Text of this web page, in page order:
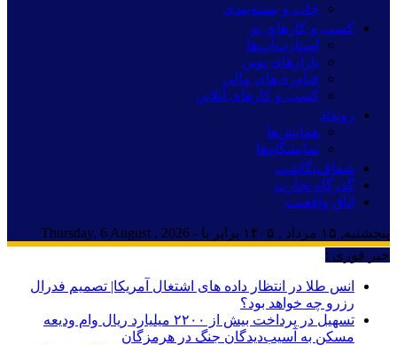
چاپ و بسته‌بندی
کسب و کارهای نو
استارت‌آپ‌ها
بازارهای نوین
فناوری‌های مالی
کسب و کارهای آنلاین
رویداد
همایش‌ها
نمایشگاه‌ها
شفاف‌نگاشت
گذرگاه تجارت
اتاق واقعیت
پنجشنبه, ۱۵ مرداد , ۱۴۰۵ برابر با - Thursday, 6 August , 2026
خبر فوری :
انس طلا در انتظار داده های اشتغال آمریکا| تصمیم فدرال
رزرو چه خواهد بود؟
تسهیل در پرداخت بیش از ۲۲۰۰ میلیارد ریال وام ودیعه
مسکن به آسیب‌دیدگان جنگ در هرمزگان